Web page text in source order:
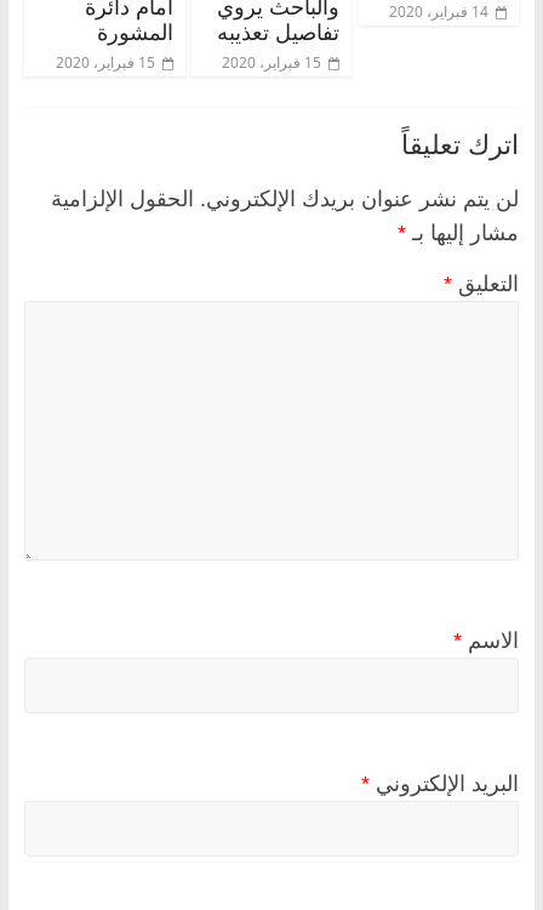
14 فبراير، 2020
والباحث يروي
تفاصيل تعذيبه
15 فبراير، 2020
أمام دائرة
المشورة
15 فبراير، 2020
اترك تعليقاً
لن يتم نشر عنوان بريدك الإلكتروني. الحقول الإلزامية
مشار إليها بـ *
التعليق *
الاسم *
البريد الإلكتروني *